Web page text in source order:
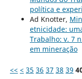
política e
Ad Knotter,
etnicidade:
Trabalho: v. 7
em mineração
<< < 35 36 37 38 39